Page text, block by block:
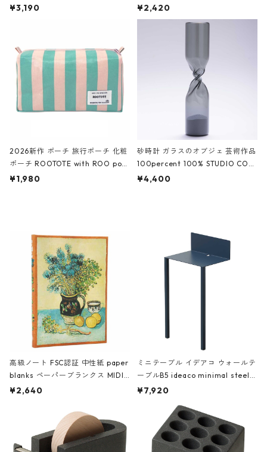
ファスナーポーチ 撥水加工 トラベ
ーガンディー、オフホワイト
¥3,190
大きめ 撥水加工 収納ポーチ CRO
CODILE/Black クロコダイル/ブラ
¥2,420
2026新作 ポーチ 旅行ポーチ 化粧
ポーチ ROOTOTE with ROO pou
ch 3532 ルートート WR.ポーチ.ラ
¥1,980
砂時計 ガラスのオブジェ 芸術作品
100percent 100% STUDIO COH
AKU Timeless 100パーセント ス
¥4,400
高級ノート FSC認証 中性紙 paper
blanks ペーパーブランクス MIDI
ハードカバー 罫線 ヴァン・ゴッホ
¥2,640
ミニテーブル イデアコ ウォールテ
ーブルB5 ideaco minimal steel f
urniture WALL Table B5 ネイビー
¥7,920